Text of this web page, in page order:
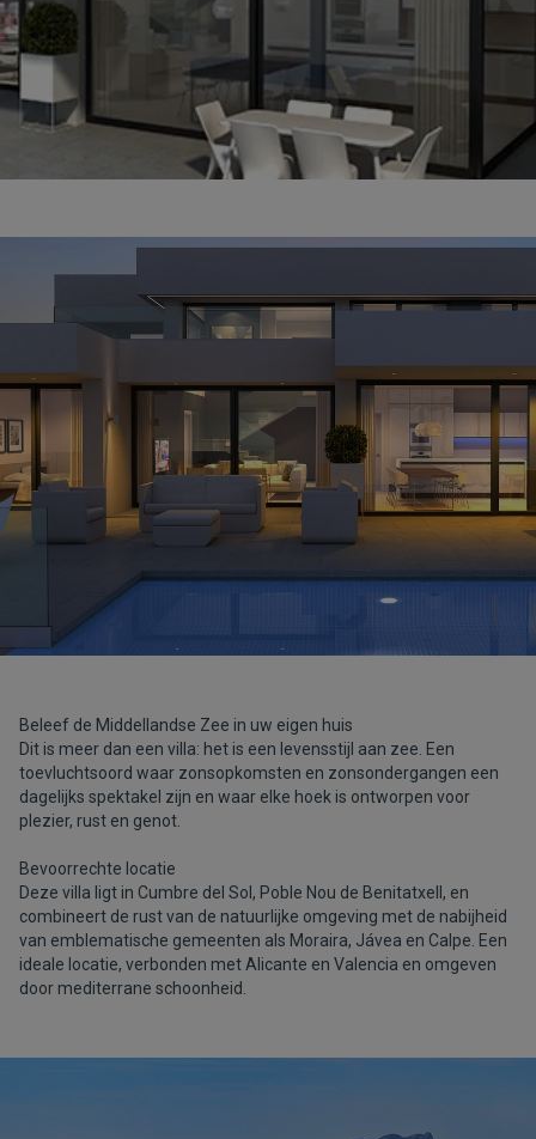
Beleef de Middellandse Zee in uw eigen huis
Dit is meer dan een villa: het is een levensstijl aan zee. Een
toevluchtsoord waar zonsopkomsten en zonsondergangen een
dagelijks spektakel zijn en waar elke hoek is ontworpen voor
plezier, rust en genot.
Bevoorrechte locatie
Deze villa ligt in Cumbre del Sol, Poble Nou de Benitatxell, en
combineert de rust van de natuurlijke omgeving met de nabijheid
van emblematische gemeenten als Moraira, Jávea en Calpe. Een
ideale locatie, verbonden met Alicante en Valencia en omgeven
door mediterrane schoonheid.